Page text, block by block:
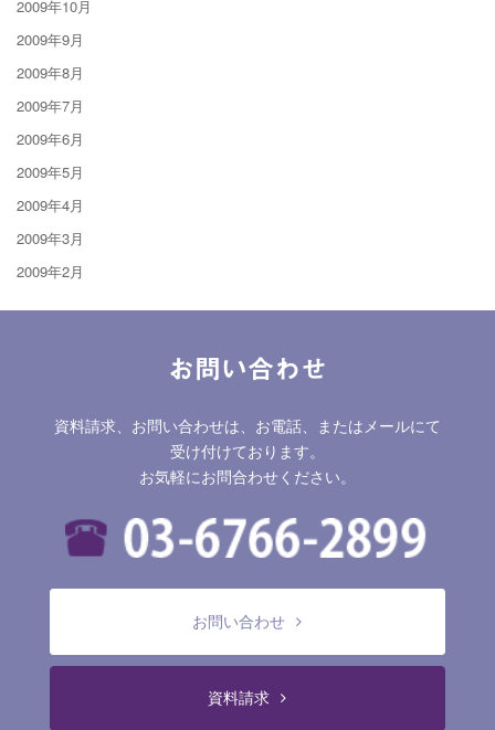
2009年10月
2009年9月
2009年8月
2009年7月
2009年6月
2009年5月
2009年4月
2009年3月
2009年2月
お問い合わせ
資料請求、お問い合わせは、お電話、またはメールにて
受け付けております。
お気軽にお問合わせください。
お問い合わせ
資料請求